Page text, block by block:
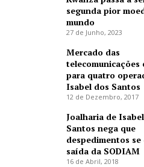
segunda pior
mundo
27 de Junho, 2023
Mercado das
telecomunicações
para quatro
Isabel dos Santos
12 de Dezembro, 2017
Joalharia de
Santos nega que
despedimentos se
saída da SODIAM
16 de Abril, 2018